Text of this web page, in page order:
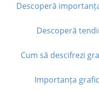
Descoperă
Descoperă
Cum să descifrezi
Importanța